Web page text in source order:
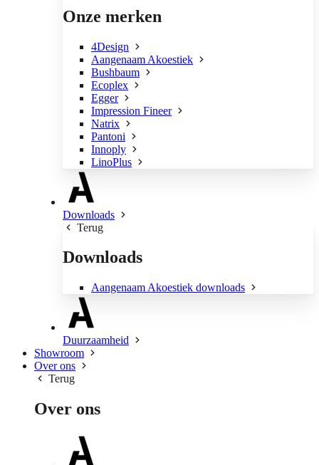
Onze merken
4Design
Aangenaam Akoestiek
Bushbaum
Ecoplex
Egger
Impression Fineer
Natrix
Pantoni
Innoply
LinoPlus
Downloads
Terug
Downloads
Aangenaam Akoestiek downloads
Duurzaamheid
Showroom
Over ons
Terug
Over ons